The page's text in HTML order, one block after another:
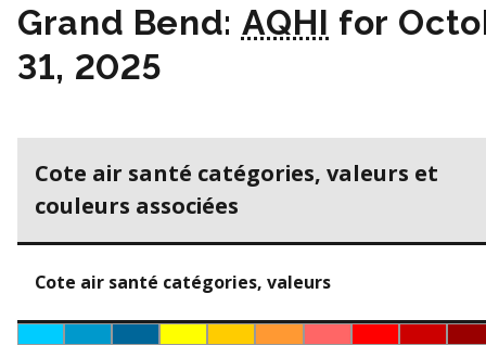
Grand Bend: AQHI for
31, 2025
Cote air santé catégories, valeurs et
couleurs associées
Cote air santé catégories, valeurs